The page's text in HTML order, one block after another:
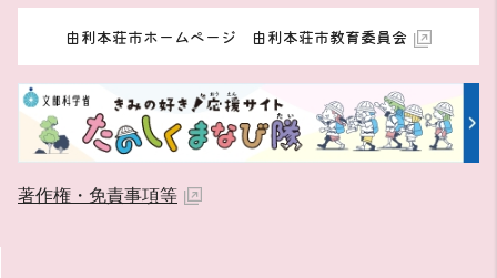
由利本荘市ホームページ 由利本荘市教育委員会
著作権・免責事項等